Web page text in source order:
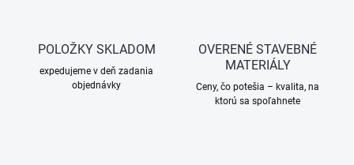
POLOŽKY SKLADOM
expedujeme v deň zadania
objednávky
OVERENÉ STAVEBNÉ
MATERIÁLY
Ceny, čo potešia – kvalita, na
ktorú sa spoľahnete